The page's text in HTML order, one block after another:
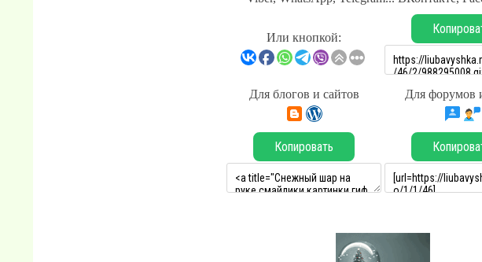
Или кнопкой:
Для блогов и сайтов Для форумов
Копировать